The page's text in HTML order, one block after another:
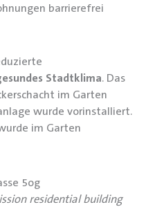
barrierefrei
Stadtklima. Das
im Garten
wurde vorinstalliert.
im Garten
residential building